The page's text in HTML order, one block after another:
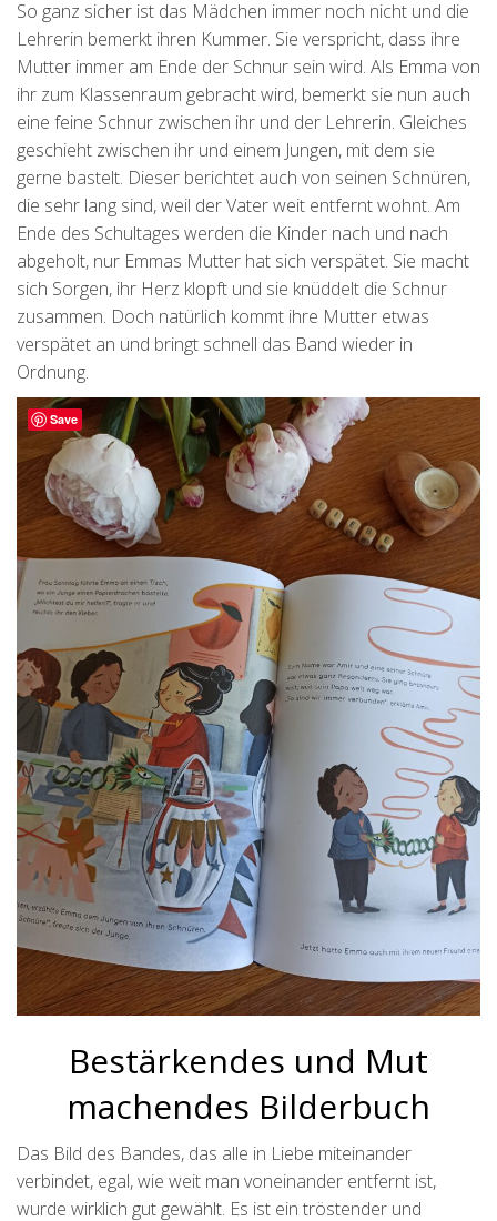
So ganz sicher ist das Mädchen immer noch nicht und die
Lehrerin bemerkt ihren Kummer. Sie verspricht, dass ihre
Mutter immer am Ende der Schnur sein wird. Als Emma von
ihr zum Klassenraum gebracht wird, bemerkt sie nun auch
eine feine Schnur zwischen ihr und der Lehrerin. Gleiches
geschieht zwischen ihr und einem Jungen, mit dem sie
gerne bastelt. Dieser berichtet auch von seinen Schnüren,
die sehr lang sind, weil der Vater weit entfernt wohnt. Am
Ende des Schultages werden die Kinder nach und nach
abgeholt, nur Emmas Mutter hat sich verspätet. Sie macht
sich Sorgen, ihr Herz klopft und sie knüddelt die Schnur
zusammen. Doch natürlich kommt ihre Mutter etwas
verspätet an und bringt schnell das Band wieder in
Ordnung.
Bestärkendes und Mut
machendes Bilderbuch
Das Bild des Bandes, das alle in Liebe miteinander
verbindet, egal, wie weit man voneinander entfernt ist,
wurde wirklich gut gewählt. Es ist ein tröstender und
Save